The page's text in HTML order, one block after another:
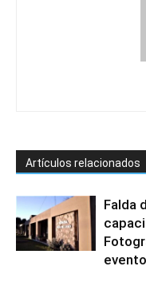
Artículos relacionados
Falda